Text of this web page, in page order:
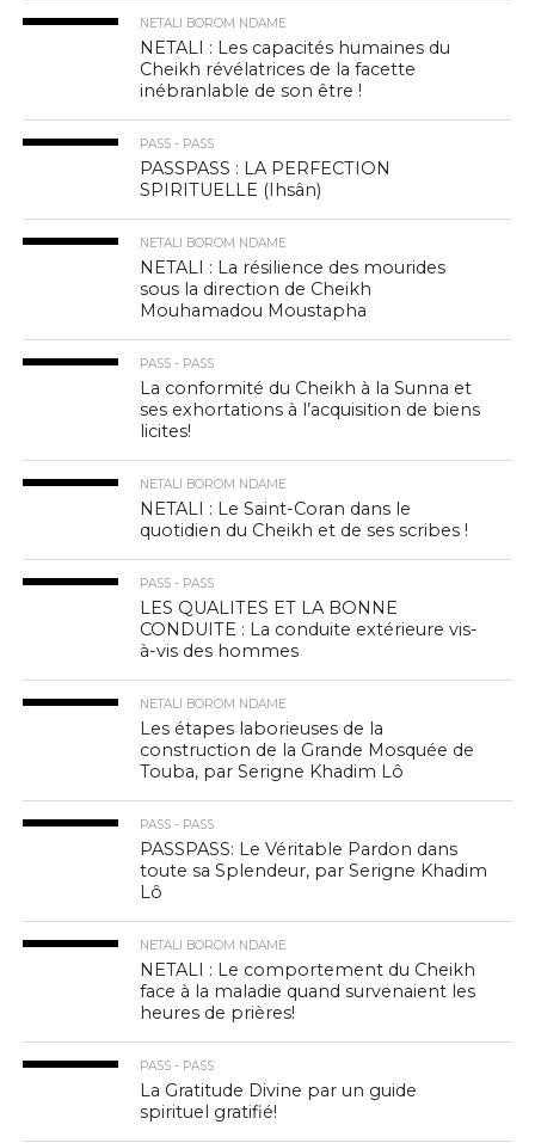
NETALI BOROM NDAME
NETALI : Les capacités humaines du
Cheikh révélatrices de la facette
inébranlable de son être !
PASS - PASS
PASSPASS : LA PERFECTION
SPIRITUELLE (Ihsân)
NETALI BOROM NDAME
NETALI : La résilience des mourides
sous la direction de Cheikh
Mouhamadou Moustapha
PASS - PASS
La conformité du Cheikh à la Sunna et
ses exhortations à l’acquisition de biens
licites!
NETALI BOROM NDAME
NETALI : Le Saint-Coran dans le
quotidien du Cheikh et de ses scribes !
PASS - PASS
LES QUALITES ET LA BONNE
CONDUITE : La conduite extérieure vis-
à-vis des hommes
NETALI BOROM NDAME
Les étapes laborieuses de la
construction de la Grande Mosquée de
Touba, par Serigne Khadim Lô
PASS - PASS
PASSPASS: Le Véritable Pardon dans
toute sa Splendeur, par Serigne Khadim
Lô
NETALI BOROM NDAME
NETALI : Le comportement du Cheikh
face à la maladie quand survenaient les
heures de prières!
PASS - PASS
La Gratitude Divine par un guide
spirituel gratifié!